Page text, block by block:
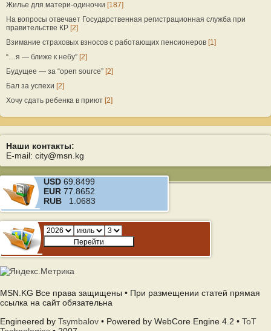
Жилье для матери-одиночки [187]
На вопросы отвечает Государственная регистрационная служба при
правительстве КР [2]
Взимание страховых взносов с работающих пенсионеров [1]
“…я — ближе к небу” [2]
Будущее — за “open source” [2]
Бал за успехи [2]
Хочу сдать ребенка в приют [2]
Наши контакты:
E-mail: city@msn.kg
USD 69.8499
EUR 77.8652
RUB 1.0683
MSN.KG Все права защищены • При размещении статей прямая
ссылка на сайт обязательна
Engineered by Tsymbalov • Powered by WebCore Engine 4.2 • ToT